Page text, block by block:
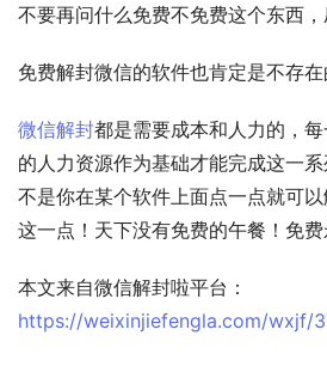
不要再问什么免费不免费这个东西，
免费解封微信的软件也肯定是不存在
微信解封都是需要成本和人力的，
的人力资源作为基础才能完成这一
不是你在某个软件上面点一点就可
这一点！天下没有免费的午餐！免费
本文来自微信解封啦平台：
https://weixinjiefengla.com/wxjf/